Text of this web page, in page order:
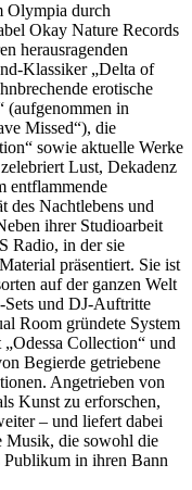
Olympia durch
Okay Nature Records
herausragenden
Klassiker „Delta of
erotische
(aufgenommen in
Missed“), die
sowie aktuelle Werke
Lust, Dekadenz
entflammende
des Nachtlebens und
ihrer Studioarbeit
Radio, in der sie
präsentiert. Sie ist
auf der ganzen Welt
Sets und DJ-Auftritte
Room gründete System
Collection“ und
Begierde getriebene
Angetrieben von
Kunst zu erforschen,
– und liefert dabei
Musik, die sowohl die
Publikum in ihren Bann